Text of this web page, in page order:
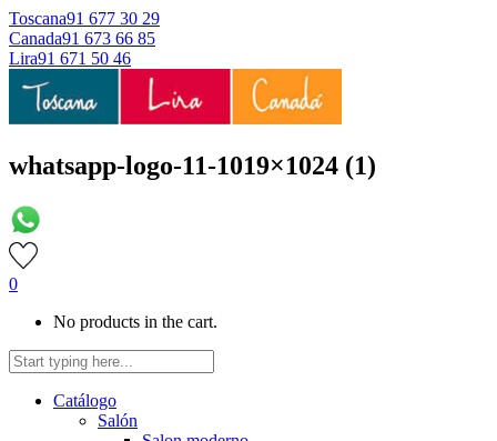
Toscana91 677 30 29
Canada91 673 66 85
Lira91 671 50 46
whatsapp-logo-11-1019×1024 (1)
0
No products in the cart.
Catálogo
Salón